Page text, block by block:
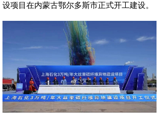
设项目在内蒙古鄂尔多斯市正式开工建设。